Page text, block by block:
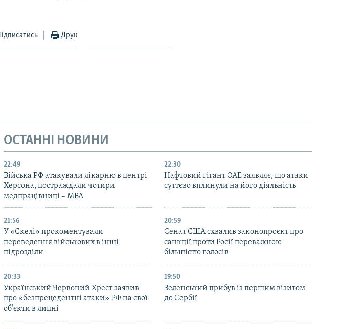
Підписатись Друк
ОСТАННІ НОВИНИ
22:49
Війська РФ атакували лікарню в центрі
Херсона, постраждали чотири
медпрацівниці – МВА
22:30
Нафтовий гігант ОАЕ заявляє, що атаки
суттєво вплинули на його діяльність
21:56
У «Скелі» прокоментували
переведення військових в інші
підрозділи
20:59
Cенат США схвалив законопроєкт про
санкції проти Росії переважною
більшістю голосів
20:33
Український Червоний Хрест заявив
про «безпрецедентні атаки» РФ на свої
об’єкти в липні
19:50
Зеленський прибув із першим візитом
до Сербії